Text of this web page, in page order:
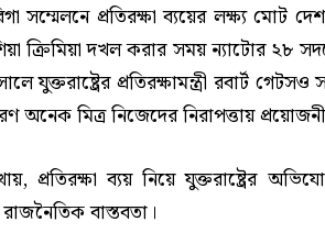
সম্মেলনে প্রতিরক্ষা ব্যয়ের লক্ষ্য মোট
ক্রিমিয়া দখল করার সময় ন্যাটোর ২৮
যুক্তরাষ্ট্রের প্রতিরক্ষামন্ত্রী রবার্ট
মিত্র নিজেদের নিরাপত্তায়
প্রতিরক্ষা ব্যয় নিয়ে যুক্তরাষ্ট্রের
রাজনৈতিক বাস্তবতা।